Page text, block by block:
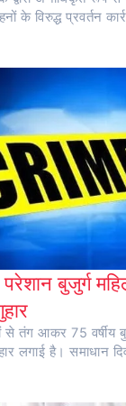
के विरुद्ध प्रवर्तन
बुजुर्ग
से तंग आकर 75 वर्षीय
लगाई है। समाधान